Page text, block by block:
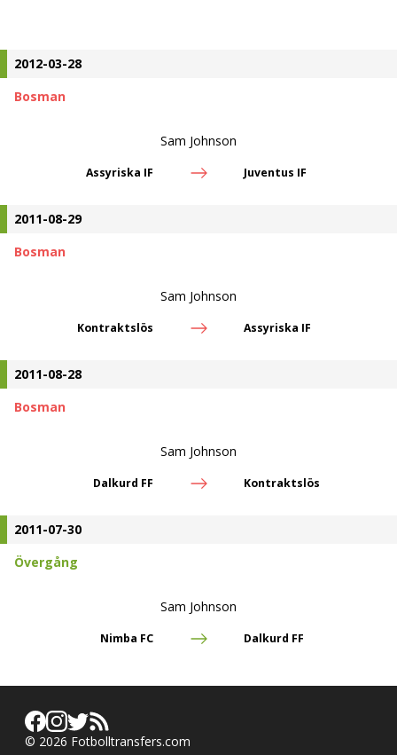
2012-03-28
Bosman
Sam Johnson
Assyriska IF Juventus IF
2011-08-29
Bosman
Sam Johnson
Kontraktslös Assyriska IF
2011-08-28
Bosman
Sam Johnson
Dalkurd FF Kontraktslös
2011-07-30
Övergång
Sam Johnson
Nimba FC Dalkurd FF
© 2026 Fotbolltransfers.com